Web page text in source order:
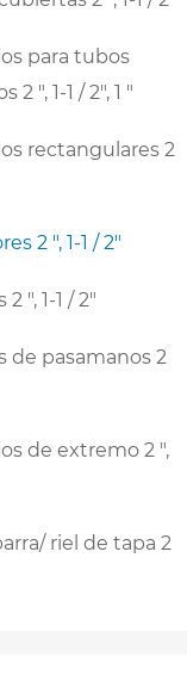
para tubos
2 ", 1-1 / 2", 1 "
rectangulares 2
2 ", 1-1 / 2"
", 1-1 / 2"
de pasamanos 2
de extremo 2 ",
riel de tapa 2